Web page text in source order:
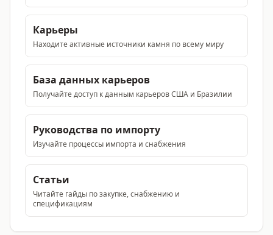
Карьеры
Находите активные источники камня по всему миру
База данных карьеров
Получайте доступ к данным карьеров США и Бразилии
Руководства по импорту
Изучайте процессы импорта и снабжения
Статьи
Читайте гайды по закупке, снабжению и
спецификациям